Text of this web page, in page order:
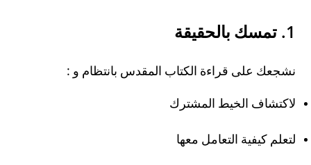
1. تمسك بالحقيقة
نشجعك على قراءة الكتاب المقدس بانتظام و :
لاكتشاف الخيط المشترك
لتعلم كيفية التعامل معها